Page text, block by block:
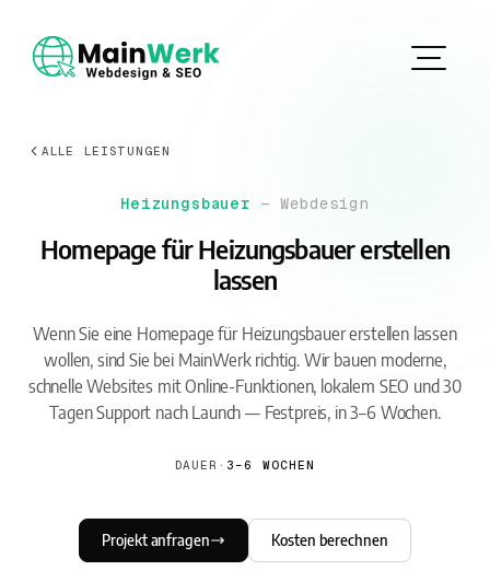
ALLE LEISTUNGEN
Heizungsbauer — Webdesign
Homepage für Heizungsbauer erstellen
lassen
Wenn Sie eine Homepage für Heizungsbauer erstellen lassen
wollen, sind Sie bei MainWerk richtig. Wir bauen moderne,
schnelle Websites mit Online-Funktionen, lokalem SEO und 30
Tagen Support nach Launch — Festpreis, in 3–6 Wochen.
DAUER · 3–6 WOCHEN
Projekt anfragen Kosten berechnen